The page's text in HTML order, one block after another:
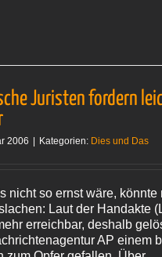
Juristen fordern
2006 Kategorien: Dies und Das
nicht so ernst wäre, könnte
Laut der Handakte
erreichbar, deshalb
AP einem